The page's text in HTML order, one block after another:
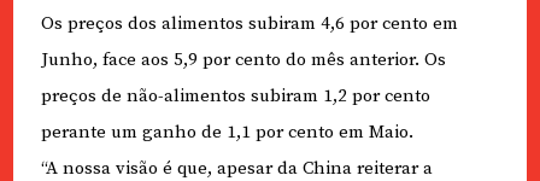
Os preços dos alimentos subiram 4,6 por cento em
Junho, face aos 5,9 por cento do mês anterior. Os
preços de não-alimentos subiram 1,2 por cento
perante um ganho de 1,1 por cento em Maio.
“A nossa visão é que, apesar da China reiterar a